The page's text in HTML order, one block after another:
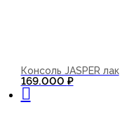
Консоль JASPER лак
169.000 ₽